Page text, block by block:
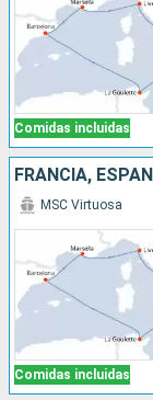
Comidas incluidas
FRANCIA,
Comidas incluidas
MSC Virtuosa